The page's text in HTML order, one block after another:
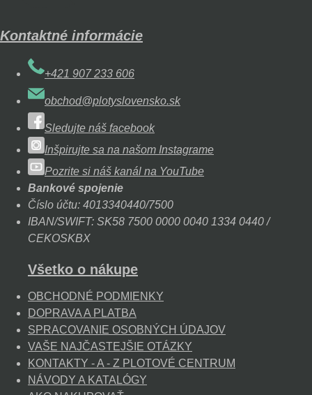
Kontaktné informácie
+421 907 233 606
obchod@plotyslovensko.sk
Sledujte náš facebook
Inšpirujte sa na našom Instagrame
Pozrite si náš kanál na YouTube
Bankové spojenie
Číslo účtu: 4013340440/7500
IBAN/SWIFT: SK58 7500 0000 0040 1334 0440 /
CEKOSKBX
Všetko o nákupe
OBCHODNÉ PODMIENKY
DOPRAVA A PLATBA
SPRACOVANIE OSOBNÝCH ÚDAJOV
VAŠE NAJČASTEJŠIE OTÁZKY
KONTAKTY - A - Z PLOTOVÉ CENTRUM
NÁVODY A KATALÓGY